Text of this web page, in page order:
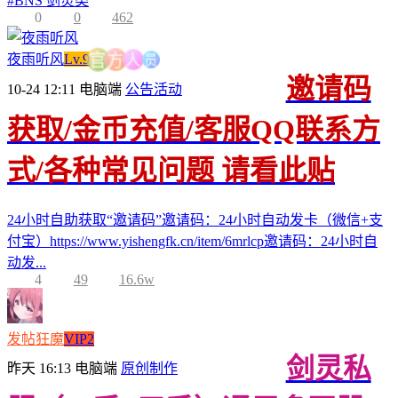
0
0 462
夜雨听风Lv.9官方人员
10-24 12:11 电脑端 公告活动
邀请码
获取/金币充值/客服QQ联系方
式/各种常见问题 请看此贴
24小时自助获取“邀请码”邀请码：24小时自动发卡（微信+支
付宝）https://www.yishengfk.cn/item/6mrlcp邀请码：24小时自
动发...
4
49 16.6w
发帖狂魔VIP2
昨天 16:13 电脑端 原创制作
剑灵私